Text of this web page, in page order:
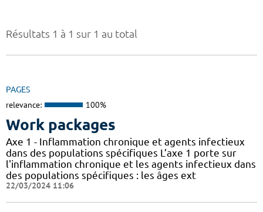
Résultats 1 à 1 sur 1 au total
PAGES
relevance: 100%
Work packages
Axe 1 - Inflammation chronique et agents infectieux
dans des populations spécifiques L’axe 1 porte sur
l'inflammation chronique et les agents infectieux dans
des populations spécifiques : les âges ext
22/03/2024 11:06